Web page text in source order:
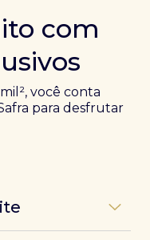
com
você conta
para desfrutar